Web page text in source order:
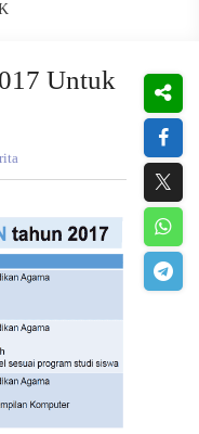
Untuk